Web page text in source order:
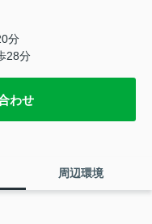
分
28分
わせ
周辺環境